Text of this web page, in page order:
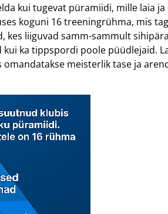
kui tugevat püramiidi, mille laia
koguni 16 treeningrühma, mis
kes liiguvad samm-sammult
ka tippspordi poole püüdlejaid.
meisterlik tase ja